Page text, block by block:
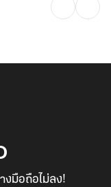
งมือถือไม่ลง!